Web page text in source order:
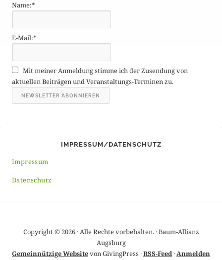
r
g
e
r
c
h
v
Name:*
E-Mail:*
Mit meiner Anmeldung stimme ich der Zusendung von
aktuellen Beiträgen und Veranstaltungs-Terminen zu.
IMPRESSUM/DATENSCHUTZ
Impressum
Datenschutz
Copyright © 2026 · Alle Rechte vorbehalten. · Baum-Allianz
Augsburg
Gemeinnützige Websitevon GivingPress ·RSS-Feed· Anmelden